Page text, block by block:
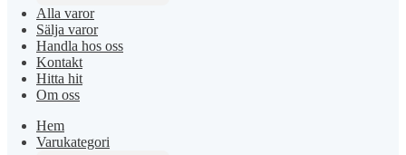
Alla varor
Sälja varor
Handla hos oss
Kontakt
Hitta hit
Om oss
Hem
Varukategori